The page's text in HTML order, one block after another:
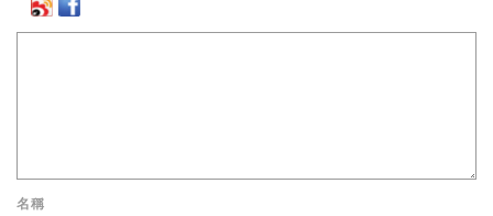
名稱